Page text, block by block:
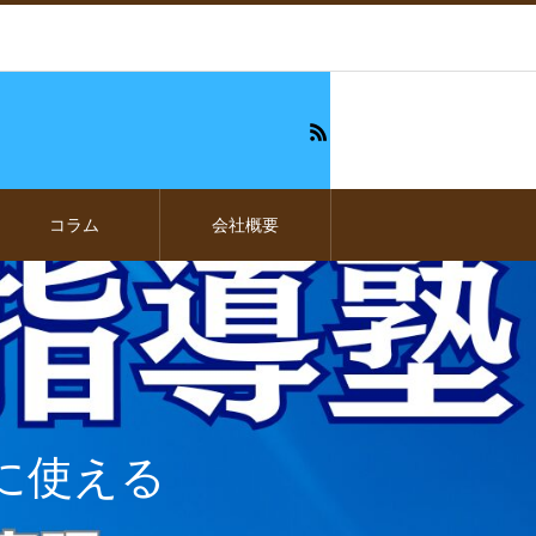
コラム 会社概要
使える